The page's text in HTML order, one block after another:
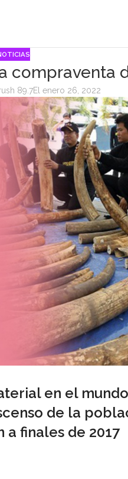
compraventa
89.7El enero 26, 2022
en el
de la
a finales de 2017